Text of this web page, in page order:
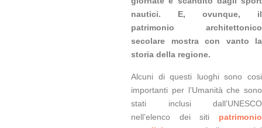
nautici. E, ovunque, il
patrimonio architettonico
secolare mostra con vanto la
storia della regione.
Alcuni di questi luoghi sono cosi
importanti per l’Umanità che sono
stati inclusi dall’UNESCO
nell’elenco dei siti patrimonio